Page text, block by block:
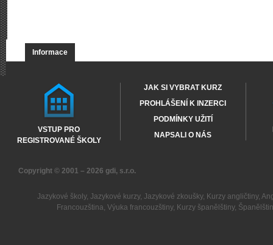
Informace
VSTUP PRO
REGISTROVANÉ ŠKOLY
JAK SI VYBRAT KURZ
PROHLÁŠENÍ K INZERCI
PODMÍNKY UŽITÍ
NAPSALI O NÁS
Copyright © 2001 – 2026 gdi, s.r.o.
Jazykové školy, Jazykové kurzy, Jazykové zkoušky, Kurzy angličtiny,
Francouzština,Výuka francouzštiny, Kurzy španělštiny,